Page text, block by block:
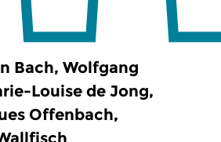
Bach, Wolfgang
Louise de Jong,
Offenbach,